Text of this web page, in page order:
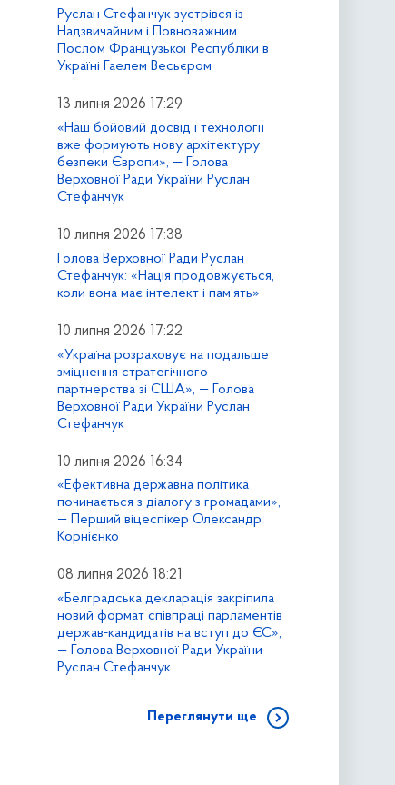
Руслан Стефанчук зустрівся із
Надзвичайним і Повноважним
Послом Французької Республіки в
Україні Гаелем Весьєром
13 липня 2026 17:29
«Наш бойовий досвід і технології
вже формують нову архітектуру
безпеки Європи», — Голова
Верховної Ради України Руслан
Стефанчук
10 липня 2026 17:38
Голова Верховної Ради Руслан
Стефанчук: «Нація продовжується,
коли вона має інтелект і пам’ять»
10 липня 2026 17:22
«Україна розраховує на подальше
зміцнення стратегічного
партнерства зі США», — Голова
Верховної Ради України Руслан
Стефанчук
10 липня 2026 16:34
«Ефективна державна політика
починається з діалогу з громадами»,
— Перший віцеспікер Олександр
Корнієнко
08 липня 2026 18:21
«Белградська декларація закріпила
новий формат співпраці парламентів
держав-кандидатів на вступ до ЄС»,
— Голова Верховної Ради України
Руслан Стефанчук
Переглянути ще